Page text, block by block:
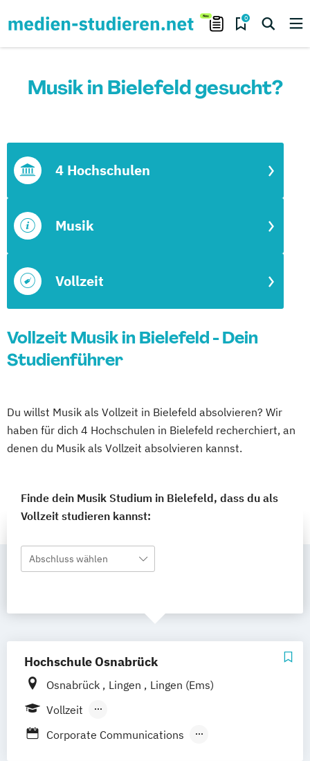
0
Musik in Bielefeld gesucht?
Vollzeit
Musik
4 Hochschulen
Vollzeit Musik in Bielefeld - Dein
Studienführer
Du willst Musik als Vollzeit in Bielefeld absolvieren? Wir
haben für dich 4 Hochschulen in Bielefeld recherchiert, an
denen du Musik als Vollzeit absolvieren kannst.
Finde dein Musik Studium in Bielefeld, dass du als
Vollzeit studieren kannst:
Abschluss wählen
Hochschule Osnabrück
Osnabrück Lingen
Lingen (Ems)
Vollzeit
Berufsbegleitendes Präsenzstudium
Corporate Communications